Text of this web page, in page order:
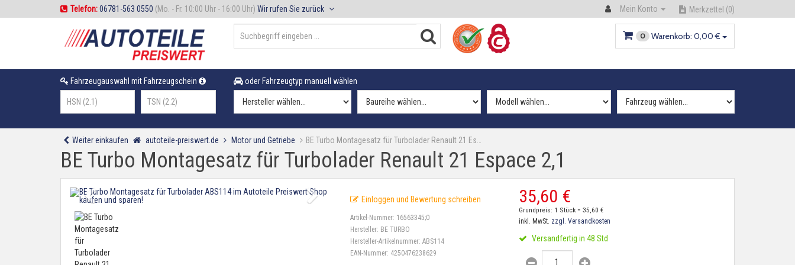
Telefon:06781-563 0550 (Mo. - Fr. 10:00 Uhr - 16:00 Uhr) Wir rufen Sie zurück Mein Konto Merkzettel (0)
0 Warenkorb: 0,00 €
Fahrzeugauswahl mit Fahrzeugschein oder Fahrzeugtyp manuell wählen
Weiter einkaufen autoteile-preiswert.de Motor und Getriebe BE Turbo Montagesatz für Turbolader Renault 21 Es…
BE Turbo Montagesatz für Turbolader Renault 21 Espace 2,1
Einloggen und Bewertung schreiben
Artikel-Nummer: 16563345;0
Hersteller: BE TURBO
Hersteller-Artikelnummer:ABS114
EAN-Nummer: 4250476238629
35,60 €
Grundpreis: 1 Stück = 35,60 €
inkl. MwSt. zzgl. Versandkosten
Versandfertig in 48 Std